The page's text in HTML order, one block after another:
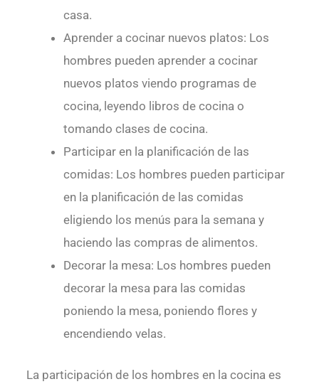
casa.
Aprender a cocinar nuevos platos: Los
hombres pueden aprender a cocinar
nuevos platos viendo programas de
cocina, leyendo libros de cocina o
tomando clases de cocina.
Participar en la planificación de las
comidas: Los hombres pueden participar
en la planificación de las comidas
eligiendo los menús para la semana y
haciendo las compras de alimentos.
Decorar la mesa: Los hombres pueden
decorar la mesa para las comidas
poniendo la mesa, poniendo flores y
encendiendo velas.
La participación de los hombres en la cocina es